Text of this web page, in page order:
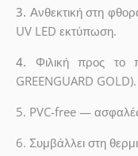
3. Ανθεκτική στη
UV LED εκτύπωση.
4. Φιλική προς το
GREENGUARD GOLD).
5. PVC-free — ασφαλές
6. Συμβάλλει στη